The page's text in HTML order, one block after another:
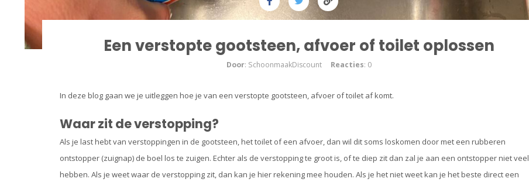
Een verstopte gootsteen, afvoer of toilet oplossen
Door: SchoonmaakDiscount Reacties: 0
In deze blog gaan we je uitleggen hoe je van een verstopte gootsteen, afvoer of toilet af komt.
Waar zit de verstopping?
Als je last hebt van verstoppingen in de gootsteen, het toilet of een afvoer, dan wil dit soms loskomen door met een rubberen
ontstopper (zuignap) de boel los te zuigen. Echter als de verstopping te groot is, of te diep zit dan zal je aan een ontstopper niet veel
hebben. Als je weet waar de verstopping zit, dan kan je hier rekening mee houden. Als je het niet weet kan je het beste direct een